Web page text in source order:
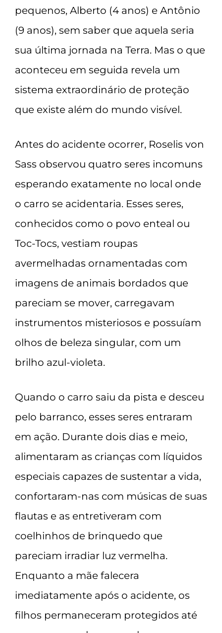
pequenos, Alberto (4 anos) e Antônio
(9 anos), sem saber que aquela seria
sua última jornada na Terra. Mas o que
aconteceu em seguida revela um
sistema extraordinário de proteção
que existe além do mundo visível.
Antes do acidente ocorrer, Roselis von
Sass observou quatro seres incomuns
esperando exatamente no local onde
o carro se acidentaria. Esses seres,
conhecidos como o povo enteal ou
Toc-Tocs, vestiam roupas
avermelhadas ornamentadas com
imagens de animais bordados que
pareciam se mover, carregavam
instrumentos misteriosos e possuíam
olhos de beleza singular, com um
brilho azul-violeta.
Quando o carro saiu da pista e desceu
pelo barranco, esses seres entraram
em ação. Durante dois dias e meio,
alimentaram as crianças com líquidos
especiais capazes de sustentar a vida,
confortaram-nas com músicas de suas
flautas e as entretiveram com
coelhinhos de brinquedo que
pareciam irradiar luz vermelha.
Enquanto a mãe falecera
imediatamente após o acidente, os
filhos permaneceram protegidos até